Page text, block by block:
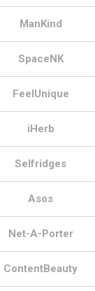
ManKind
SpaceNK
FeelUnique
iHerb
Selfridges
Asos
Net-A-Porter
ContentBeauty